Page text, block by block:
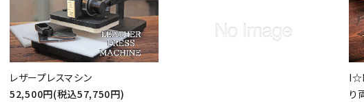
レザープレスマシン
52,500円(税込57,750円)
り